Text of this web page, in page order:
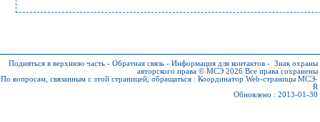
Подняться в верхнюю часть - Обратная связь - Информация для контактов - Знак охраны
авторского права © МСЭ 2026 Все права сохранены
По вопросам, связанным с этой страницей, обращаться : Координатор Web-страницы МСЭ-
R
Обновлено : 2013-01-30